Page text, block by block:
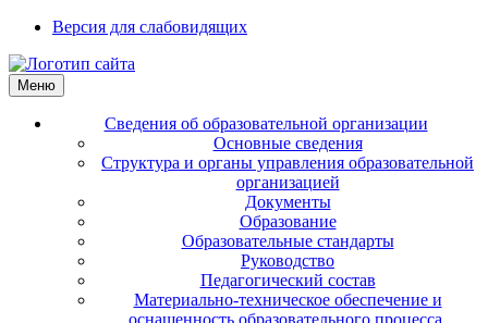
Версия для слабовидящих
Меню
Сведения об образовательной организации
Основные сведения
Структура и органы управления образовательной
организацией
Документы
Образование
Образовательные стандарты
Руководство
Педагогический состав
Материально-техническое обеспечение и
оснащенность образовательного процесса.